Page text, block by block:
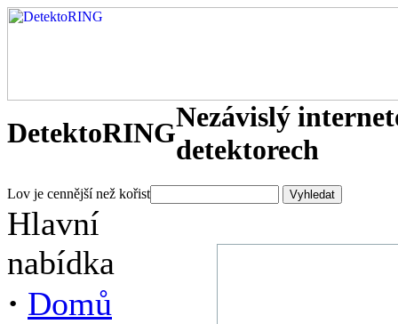
DetektoRINGNezávislý
detektorech
Lov je cennější než kořist
Hlavní
nabídka
· Domů